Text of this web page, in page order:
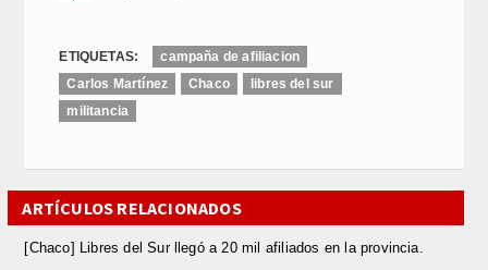
ETIQUETAS:
campaña de afiliacion
Carlos Martínez
Chaco
libres del sur
militancia
ARTÍCULOS RELACIONADOS
[Chaco] Libres del Sur llegó a 20 mil afiliados en la provincia.